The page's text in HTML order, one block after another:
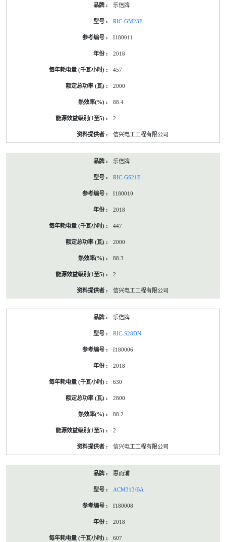
乐信牌
RIC-GM23E
I180011
2018
457
2000
88.4
2
信兴电工工程有限公司
乐信牌
RIC-GS21E
I180010
2018
447
2000
88.3
2
信兴电工工程有限公司
乐信牌
RIC-S28DN
I180006
2018
630
2800
88.2
2
信兴电工工程有限公司
惠而浦
ACM313/BA
I180008
2018
607